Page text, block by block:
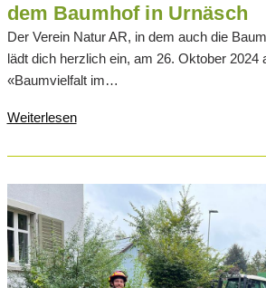
dem Baumhof in Urnäsch
Der Verein Natur AR, in dem auch die
lädt dich herzlich ein, am 26. Oktober 2024
«Baumvielfalt im…
Weiterlesen